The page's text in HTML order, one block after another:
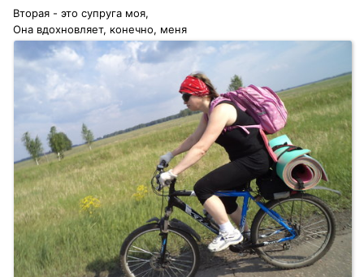
Вторая - это супруга моя,
Она вдохновляет, конечно, меня